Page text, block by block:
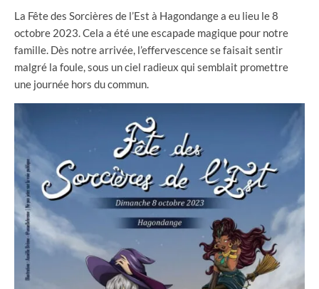
La Fête des Sorcières de l’Est à Hagondange a eu lieu le 8
octobre 2023. Cela a été une escapade magique pour notre
famille. Dès notre arrivée, l’effervescence se faisait sentir
malgré la foule, sous un ciel radieux qui semblait promettre
une journée hors du commun.